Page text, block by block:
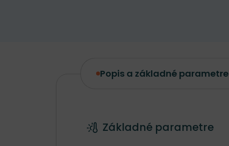
Popis a základné parametre
Popis a základné parametre
Základné parametre